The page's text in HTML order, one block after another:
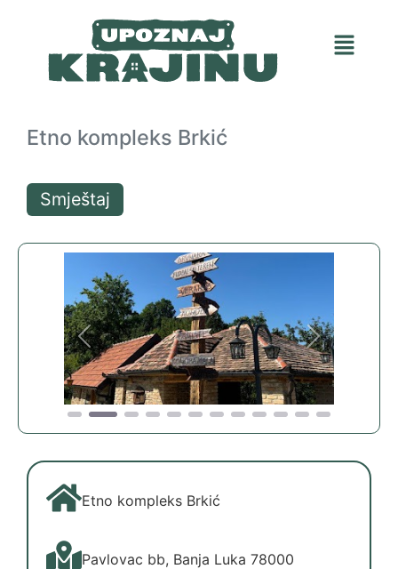
Etno kompleks Brkić
Smještaj
Previous Next
Etno kompleks Brkić
Pavlovac bb, Banja Luka 78000